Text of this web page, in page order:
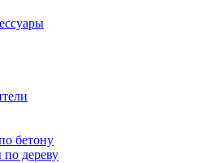
бетону
дереву